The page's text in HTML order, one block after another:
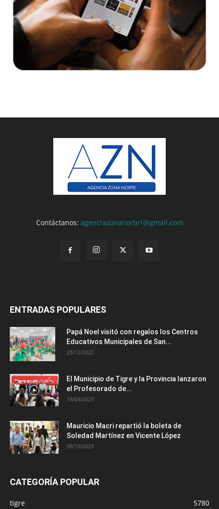
Contáctanos: agenciazonanorte1@gmail.com
ENTRADAS POPULARES
Papá Noel visitó con regalos los Centros
Educativos Municipales de San...
23/12/2022
El Municipio de Tigre y la Provincia lanzaron
el Profesorado de...
19/04/2023
Mauricio Macri repartió la boleta de
Soledad Martínez en Vicente López
09/10/2023
CATEGORÍA POPULAR
tigre 5780